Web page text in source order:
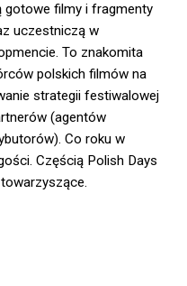
gotowe filmy i fragmenty
uczestniczą w
To znakomita
polskich filmów na
strategii festiwalowej
(agentów
Co roku w
Częścią Polish Days